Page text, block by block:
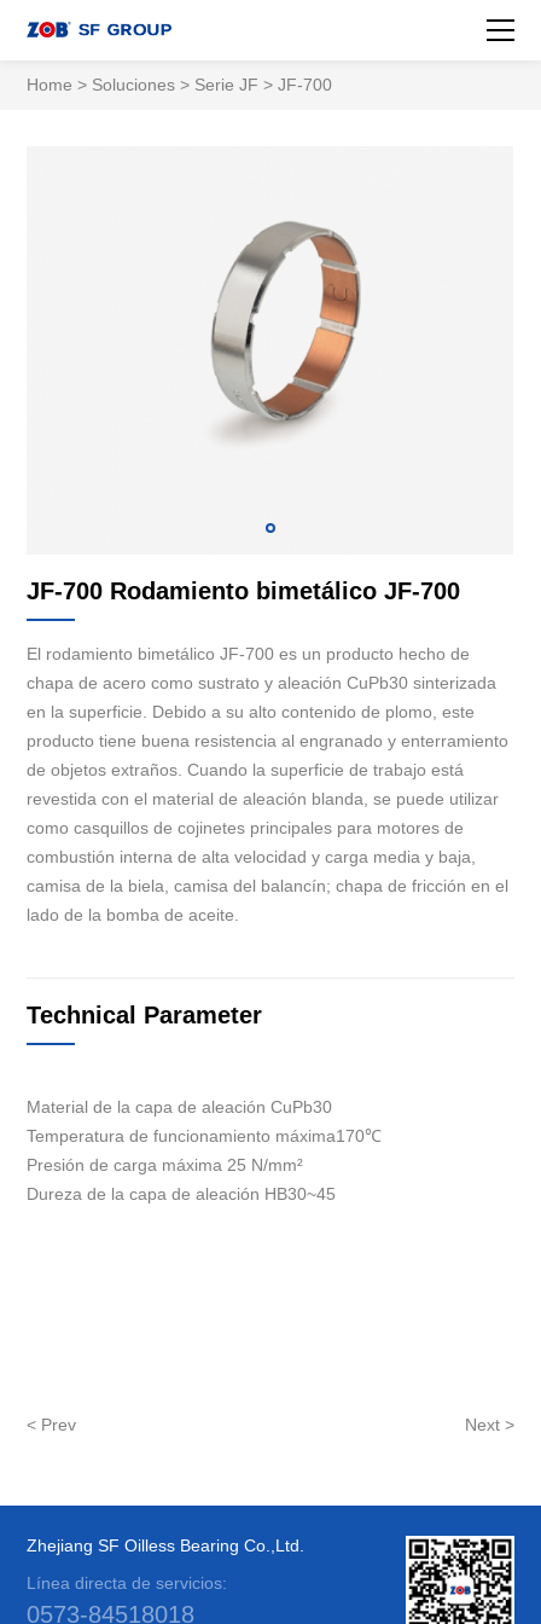
Home > Soluciones > Serie JF > JF-700
JF-700 Rodamiento bimetálico JF-700
El rodamiento bimetálico JF-700 es un producto hecho de
chapa de acero como sustrato y aleación CuPb30 sinterizada
en la superficie. Debido a su alto contenido de plomo, este
producto tiene buena resistencia al engranado y enterramiento
de objetos extraños. Cuando la superficie de trabajo está
revestida con el material de aleación blanda, se puede utilizar
como casquillos de cojinetes principales para motores de
combustión interna de alta velocidad y carga media y baja,
camisa de la biela, camisa del balancín; chapa de fricción en el
lado de la bomba de aceite.
Technical Parameter
Material de la capa de aleación CuPb30
Temperatura de funcionamiento máxima170℃
Presión de carga máxima 25 N/mm²
Dureza de la capa de aleación HB30~45
< Prev Next >
Zhejiang SF Oilless Bearing Co.,Ltd.
Línea directa de servicios:
0573-84518018